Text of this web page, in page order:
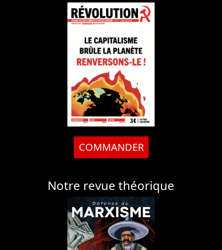
COMMANDER
Notre revue théorique